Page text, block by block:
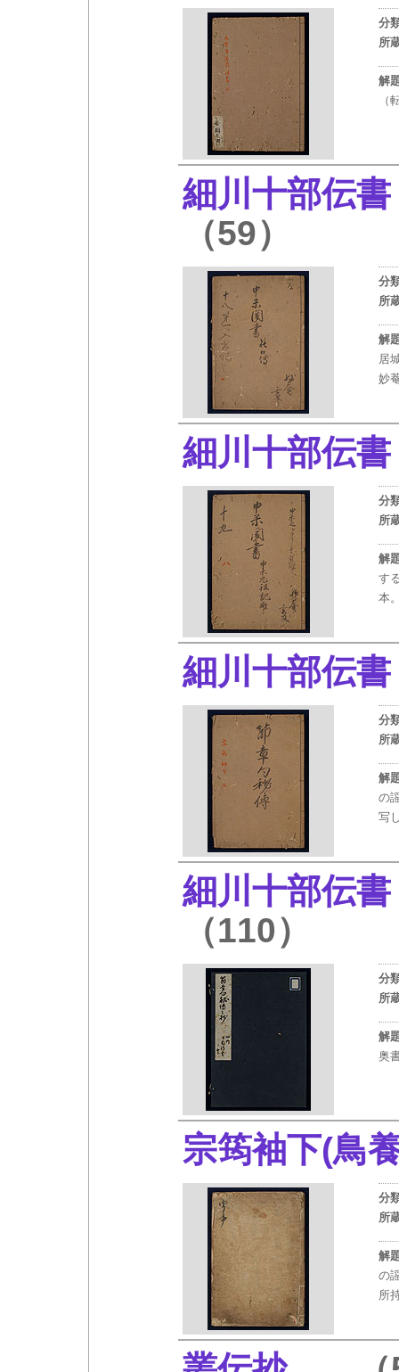
分
所
解
（
細川十部伝
（59）
分
所
解
居
妙
細川十部伝
分
所
解
す
本
細川十部伝
分
所
解
の
写
細川十部伝
（110）
分
所
解
奥
宗筠袖下(
分
所
解
の
所